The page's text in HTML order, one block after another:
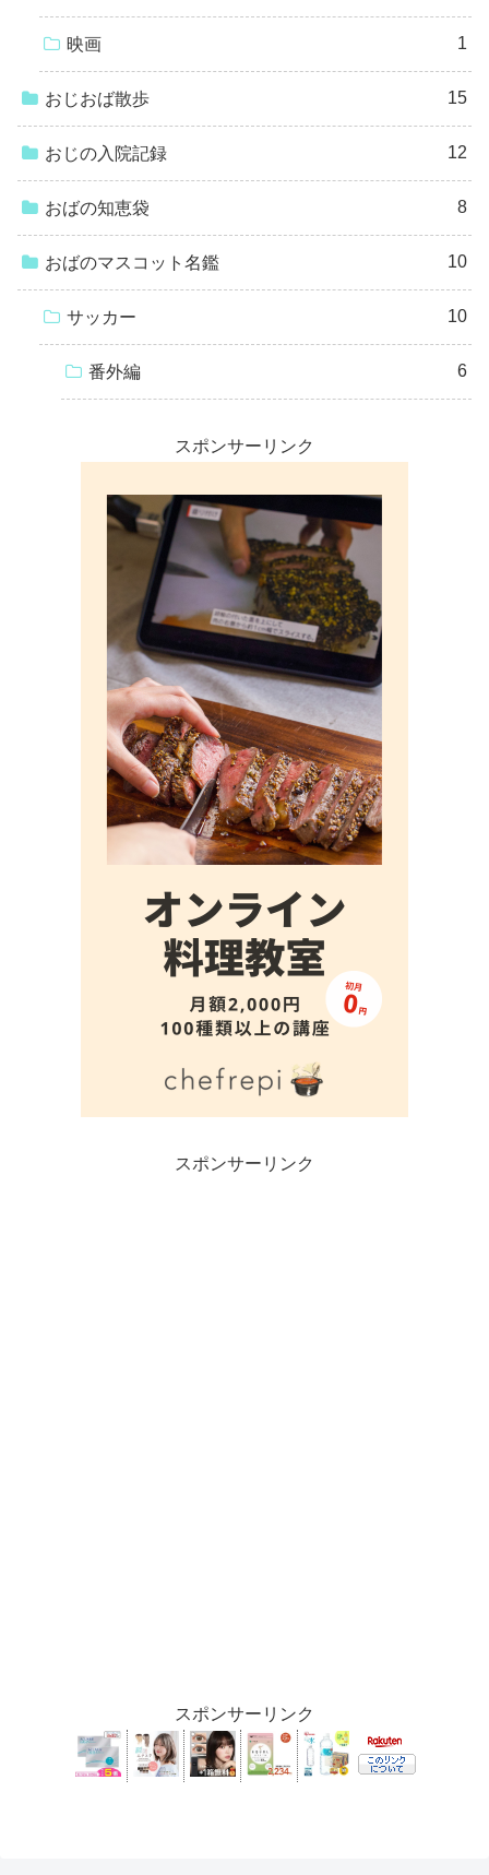
映画 1
おじおば散歩 15
おじの入院記録 12
おばの知恵袋 8
おばのマスコット名鑑 10
サッカー 10
番外編 6
スポンサーリンク
スポンサーリンク
スポンサーリンク